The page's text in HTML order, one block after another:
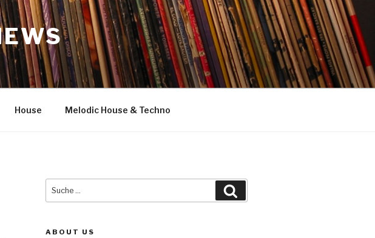
House Melodic House & Techno
Suche
ABOUT US